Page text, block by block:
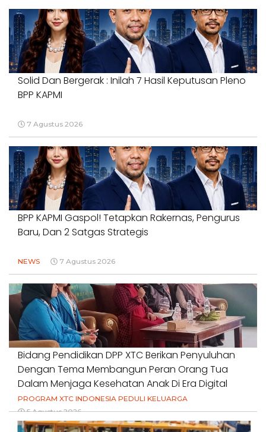
Solid Dan Bergerak : Inilah 7 Hasil Keputusan Pleno
BPP KAPMI
7 Agustus 2026
BPP KAPMI Gaspol! Tetapkan Rakernas, Pengurus
Baru, Dan 2 Satgas Strategis
NEWS 7 Agustus 2026
Bidang Pendidikan DPP XTC Berikan Penyuluhan
Dengan Tema Membangun Peran Orang Tua
Dalam Menjaga Kesehatan Anak Di Era Digital
PROGRAM XTC INDONESIA PEDULI KELUARGA
5 Agustus 2026